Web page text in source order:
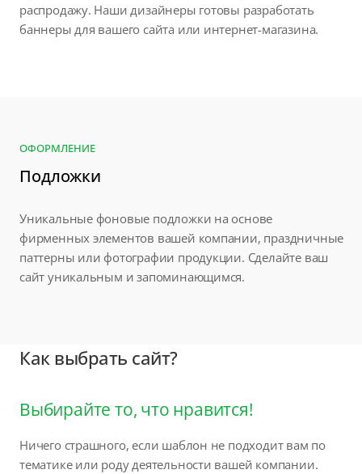
распродажу. Наши дизайнеры готовы разработать
баннеры для вашего сайта или интернет-магазина.
ОФОРМЛЕНИЕ
Подложки
Уникальные фоновые подложки на основе
фирменных элементов вашей компании, праздничные
паттерны или фотографии продукции. Сделайте ваш
сайт уникальным и запоминающимся.
Как выбрать сайт?
Выбирайте то, что нравится!
Ничего страшного, если шаблон не подходит вам по
тематике или роду деятельности вашей компании.